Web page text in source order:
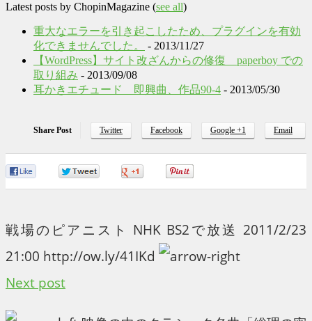
Latest posts by ChopinMagazine (see all)
重大なエラーを引き起こしたため、プラグインを有効
化できませんでした。
- 2013/11/27
【WordPress】サイト改ざんからの修復 paperboy での
取り組み - 2013/09/08
耳かきエチュード 即興曲、作品90-4 - 2013/05/30
Share Post Twitter Facebook Google +1 Email
戦場のピアニスト NHK BS2で放送 2011/2/23
21:00 http://ow.ly/41IKd
Next post